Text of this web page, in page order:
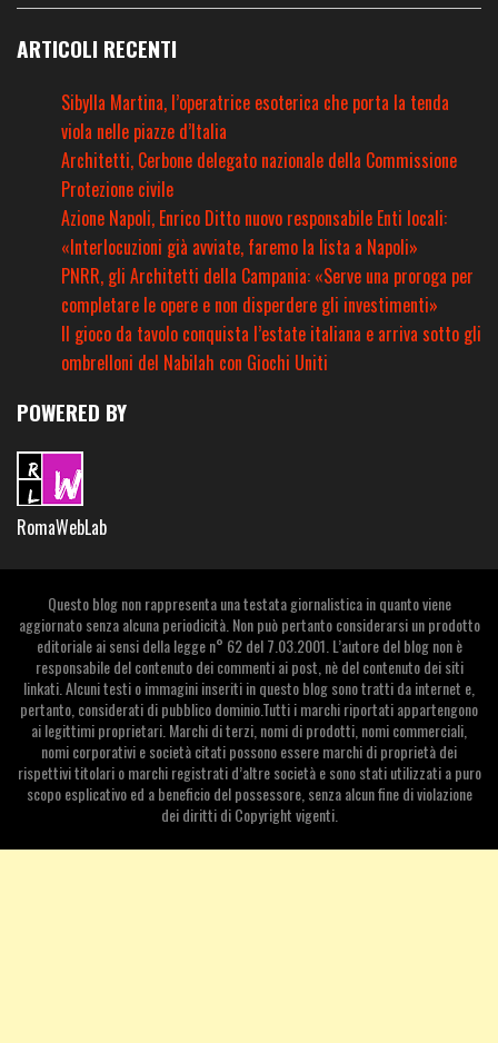
ARTICOLI RECENTI
Sibylla Martina, l’operatrice esoterica che porta la tenda
viola nelle piazze d’Italia
Architetti, Cerbone delegato nazionale della Commissione
Protezione civile
Azione Napoli, Enrico Ditto nuovo responsabile Enti locali:
«Interlocuzioni già avviate, faremo la lista a Napoli»
PNRR, gli Architetti della Campania: «Serve una proroga per
completare le opere e non disperdere gli investimenti»
Il gioco da tavolo conquista l’estate italiana e arriva sotto gli
ombrelloni del Nabilah con Giochi Uniti
POWERED BY
RomaWebLab
Questo blog non rappresenta una testata giornalistica in quanto viene
aggiornato senza alcuna periodicità. Non può pertanto considerarsi un prodotto
editoriale ai sensi della legge n° 62 del 7.03.2001. L’autore del blog non è
responsabile del contenuto dei commenti ai post, nè del contenuto dei siti
linkati. Alcuni testi o immagini inseriti in questo blog sono tratti da internet e,
pertanto, considerati di pubblico dominio.Tutti i marchi riportati appartengono
ai legittimi proprietari. Marchi di terzi, nomi di prodotti, nomi commerciali,
nomi corporativi e società citati possono essere marchi di proprietà dei
rispettivi titolari o marchi registrati d’altre società e sono stati utilizzati a puro
scopo esplicativo ed a beneficio del possessore, senza alcun fine di violazione
dei diritti di Copyright vigenti.